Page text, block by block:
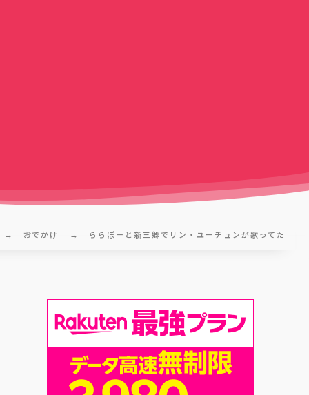
おでかけ ららぽーと新三郷でリン・ユーチュンが歌ってた